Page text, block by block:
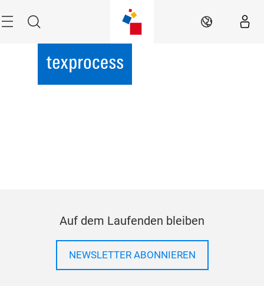
Suche DE
Auf dem Laufenden bleiben
NEWSLETTER ABONNIEREN